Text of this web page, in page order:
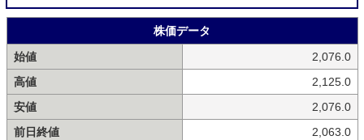
株価データ
始値
2,076.0
高値
2,125.0
安値
2,076.0
前日終値
2,063.0